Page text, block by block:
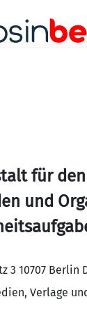
für
und
3 10707 Berlin
Verlage